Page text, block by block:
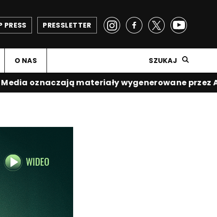
PRESSLETTER
PRESS
O NAS SZUKAJ
oznaczają materiały wygenerowane przez AI